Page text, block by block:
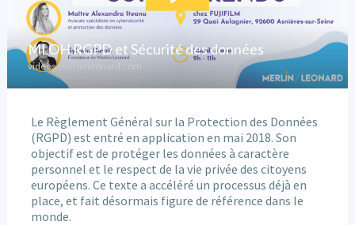
Le Règlement Général sur la Protection des Données
(RGPD) est entré en application en mai 2018. Son
objectif est de protéger les données à caractère
personnel et le respect de la vie privée des citoyens
européens. Ce texte a accéléré un processus déjà en
place, et fait désormais figure de référence dans le
monde.